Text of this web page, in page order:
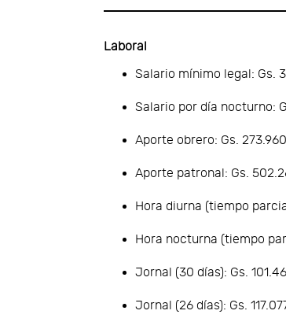
Laboral
Salario mínimo legal: Gs.
Salario por día nocturno:
Aporte obrero: Gs. 273.960
Aporte patronal: Gs.
Hora diurna (tiempo
Hora nocturna (tiempo
Jornal (30 días): Gs.
Jornal (26 días): Gs.